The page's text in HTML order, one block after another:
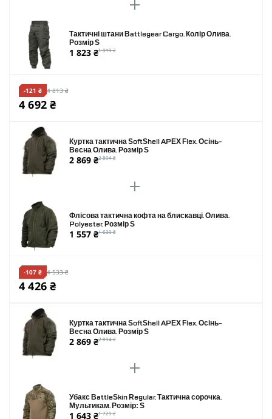
Тактичні штани Battlegear Cargo. Колір Олива.
Розмір S
1 823 ₴1 919 ₴
-121 ₴ 4 813 ₴
4 692 ₴
Куртка тактична SoftShell APEX Flex. Осінь-
Весна Олива. Розмір S
2 869 ₴2 894 ₴
Флісова тактична кофта на блискавці. Олива.
Polyester. Розмір S
1 557 ₴1 639 ₴
-107 ₴ 4 533 ₴
4 426 ₴
Куртка тактична SoftShell APEX Flex. Осінь-
Весна Олива. Розмір S
2 869 ₴2 894 ₴
Убакс BattleSkin Regular. Тактична сорочка.
Мультикам. Розмір: S
1 643 ₴1 729 ₴